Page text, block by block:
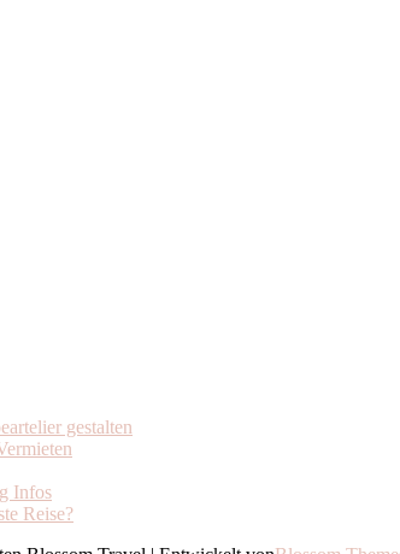
gestalten
Infos
Reise?